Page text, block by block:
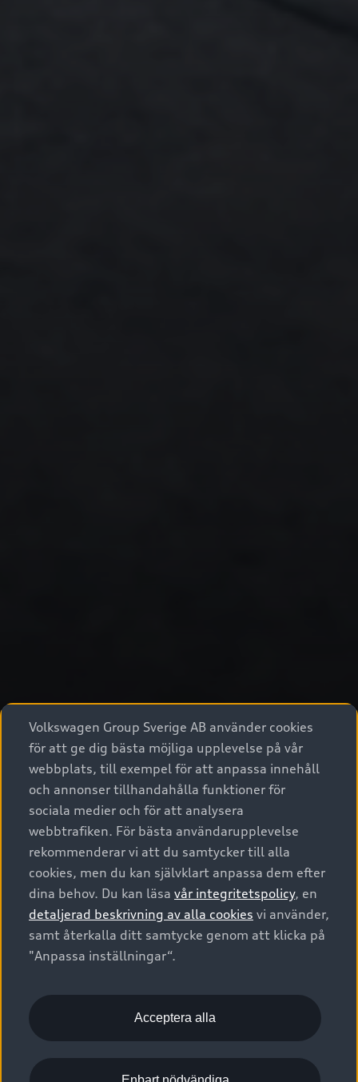
Volkswagen Group Sverige AB använder cookies
för att ge dig bästa möjliga upplevelse på vår
webbplats, till exempel för att anpassa innehåll
och annonser tillhandahålla funktioner för
sociala medier och för att analysera
webbtrafiken. För bästa användarupplevelse
rekommenderar vi att du samtycker till alla
cookies, men du kan självklart anpassa dem efter
dina behov. Du kan läsa vår integritetspolicy, en
detaljerad beskrivning av alla cookies vi använder,
samt återkalla ditt samtycke genom att klicka på
"Anpassa inställningar“.
Acceptera alla